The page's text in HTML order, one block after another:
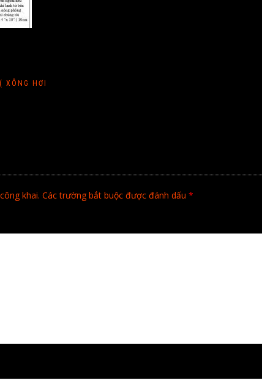
HƠI
khai. Các trường bắt buộc được đánh dấu *